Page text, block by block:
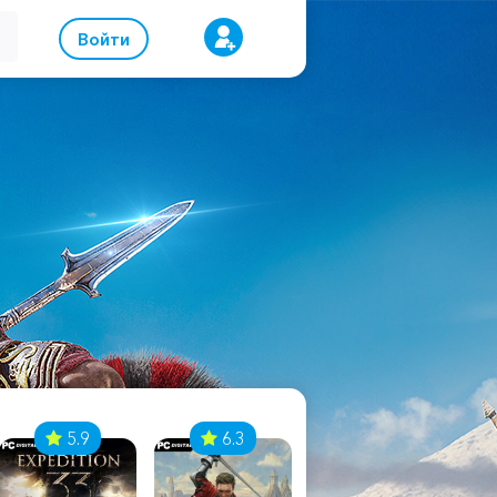
Войти
5.9 6.3 8.1